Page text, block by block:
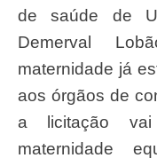
de saúde de
Demerval
maternidade já
aos órgãos de
a licitação
maternidade